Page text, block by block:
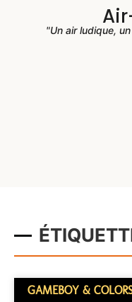
"Un air ludique,
GAMEBOY &